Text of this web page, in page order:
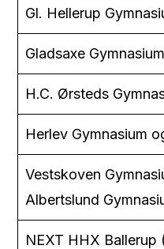
Gl. Hellerup
Gladsaxe Gymnasium
H.C. Ørsteds
Herlev Gymnasium
Vestskoven
Albertslund
NEXT HHX Ballerup